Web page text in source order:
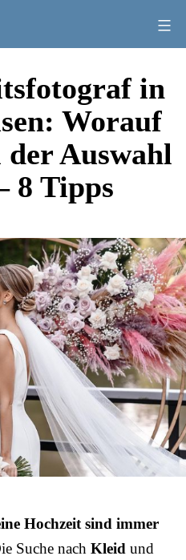
in
Worauf
der Auswahl
8 Tipps
Hochzeit sind immer
Suche nach Kleid und